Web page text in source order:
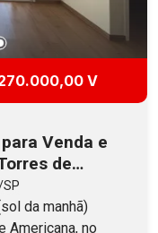
V
Venda e
de
da manhã)
Americana, no